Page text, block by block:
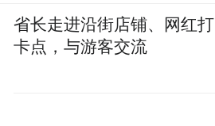
省长走进沿街店铺、网红打
卡点，与游客交流